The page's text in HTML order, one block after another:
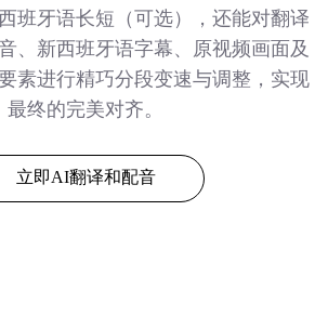
班牙语长短（可选），还能对翻译
、新西班牙语字幕、原视频画面及
素进行精巧分段变速与调整，实现
最终的完美对齐。
立即AI翻译和配音